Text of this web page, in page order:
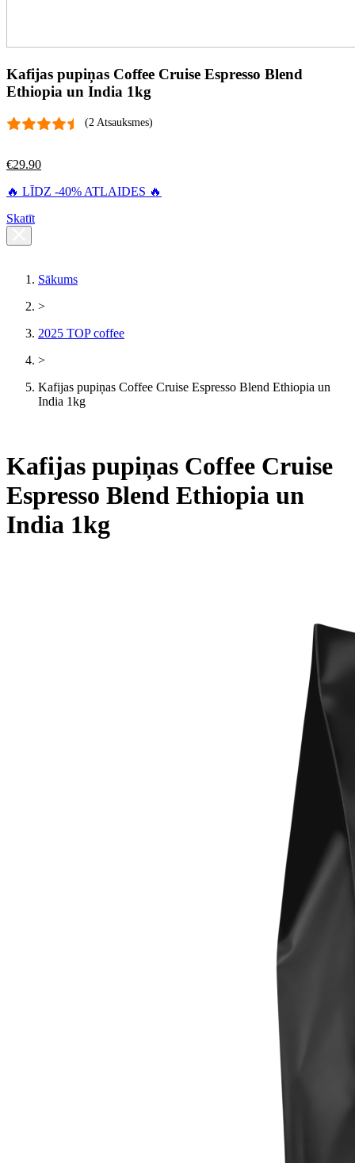
Kafijas pupiņas Coffee Cruise Espresso Blend
Ethiopia un India 1kg
(2 Atsauksmes)
€29.90
🔥 LĪDZ -40% ATLAIDES 🔥
Skatīt
Sākums
>
2025 TOP coffee
>
Kafijas pupiņas Coffee Cruise Espresso Blend Ethiopia un
India 1kg
Kafijas pupiņas Coffee Cruise
Espresso Blend Ethiopia un
India 1kg